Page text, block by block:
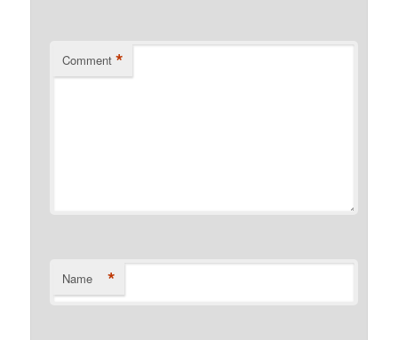
Comment *
Name *